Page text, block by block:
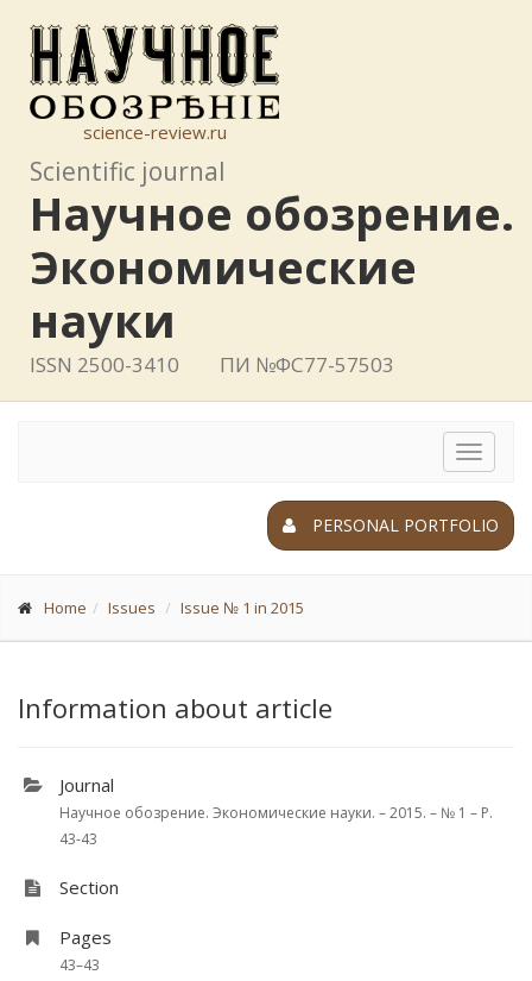
science-review.ru
Scientific journal
Научное обозрение.
Экономические
науки
ISSN 2500-3410 ПИ №ФС77-57503
Toggle
PERSONAL PORTFOLIO
Home Issues Issue № 1 in 2015
Information about article
Journal
Научное обозрение. Экономические науки. – 2015. – № 1 – P.
43-43
Section
Pages
43–43